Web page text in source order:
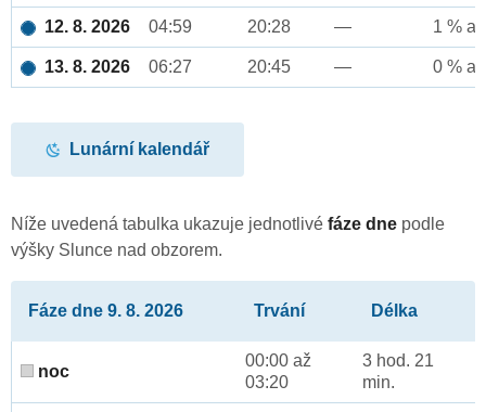
12. 8. 2026 04:59 20:28 — 1 %
13. 8. 2026 06:27 20:45 — 0 %
Lunární kalendář
Níže uvedená tabulka ukazuje jednotlivé fáze dne podle
výšky Slunce nad obzorem.
Fáze dne 9. 8. 2026 Trvání Délka
noc
00:00 až
03:20
3 hod. 21
min.